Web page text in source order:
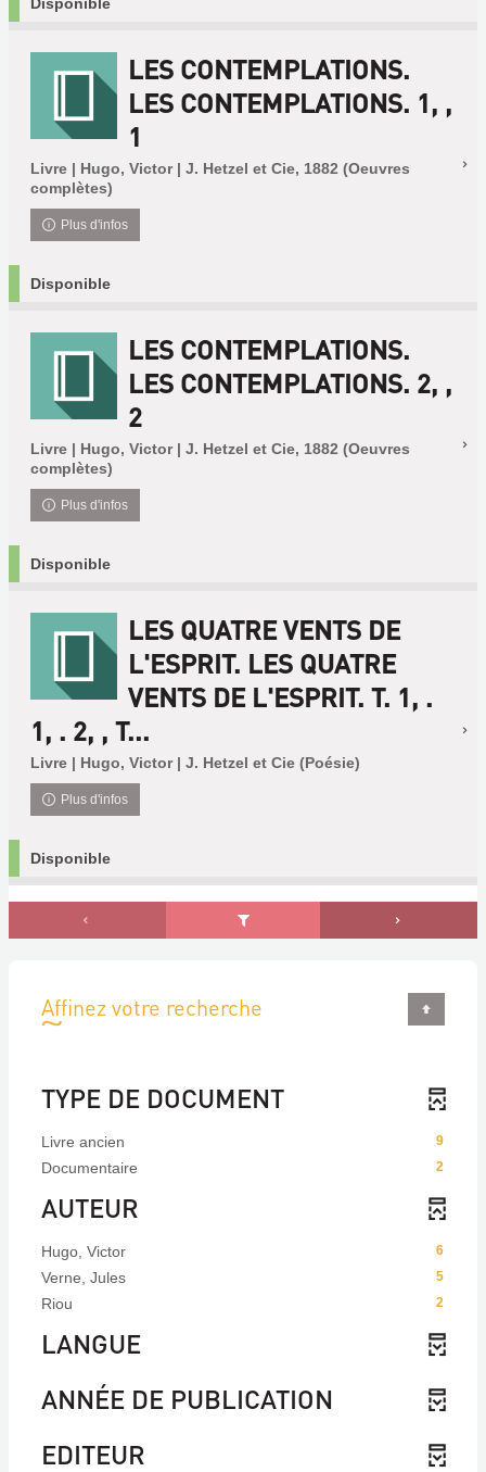
LES CONTEMPLATIONS.
LES CONTEMPLATIONS. 1, ,
1
Livre | Hugo, Victor | J. Hetzel et Cie, 1882 (Oeuvres
complètes)
Plus d'infos
Disponible
LES CONTEMPLATIONS.
LES CONTEMPLATIONS. 2, ,
2
Livre | Hugo, Victor | J. Hetzel et Cie, 1882 (Oeuvres
complètes)
Plus d'infos
Disponible
LES QUATRE VENTS DE
L'ESPRIT. LES QUATRE
VENTS DE L'ESPRIT. T. 1, .
1, . 2, , T...
Livre | Hugo, Victor | J. Hetzel et Cie (Poésie)
Plus d'infos
Disponible
Affinez votre recherche
TYPE DE DOCUMENT
9
Livre ancien
2
Documentaire
AUTEUR
6
Hugo, Victor
5
Verne, Jules
2
Riou
LANGUE
ANNÉE DE PUBLICATION
EDITEUR